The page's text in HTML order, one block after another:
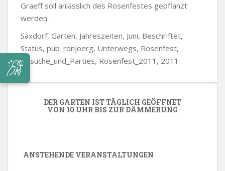
Graeff soll anlässlich des Rosenfestes gepflanzt
werden.
Saxdorf, Garten, Jahreszeiten, Juni, Beschriftet,
Status, pub_ronjoerg, Unterwegs, Rosenfest,
Besuche_und_Parties, Rosenfest_2011, 2011
DER GARTEN IST TÄGLICH GEÖFFNET
VON 10 UHR BIS ZUR DÄMMERUNG
ANSTEHENDE VERANSTALTUNGEN